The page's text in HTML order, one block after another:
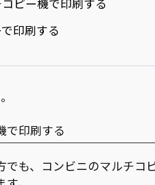
ピー機で印刷する
印刷する
で印刷する
でも、コンビニのマルチコ